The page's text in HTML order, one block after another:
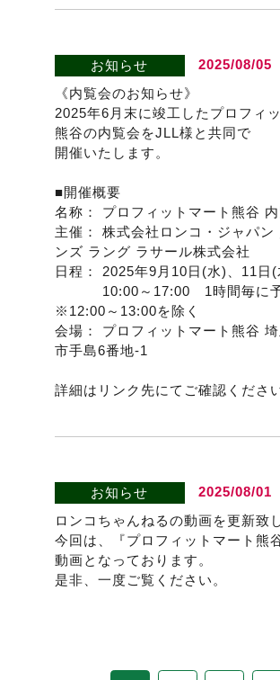
お知らせ
2025/08/05
《内覧会のお知らせ》
2025年6月末に竣工したプロフィ
熊谷の内覧会をJLL様と共同で
開催いたします。
■開催概要
名称： プロフィットマート熊谷
主催： 株式会社ロンコ・ジャパン
ンズ ラング ラサール株式会社
日程： 2025年9月10日(水)、11
10:00～17:00 1時間毎に予
※12:00～13:00を除く
会場： プロフィットマート熊谷
市手島6番地-1
詳細はリンク先にてご確認ください
お知らせ
2025/08/01
ロンコちゃんねるの動画を更新致
今回は、『プロフィットマート熊
動画となっております。
是非、一度ご覧ください。